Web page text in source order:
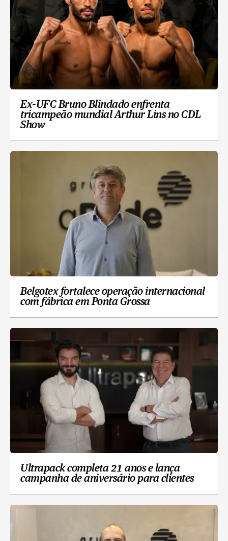
Ex-UFC Bruno Blindado enfrenta
tricampeão mundial Arthur Lins no CDL
Show
Belgotex fortalece operação internacional
com fábrica em Ponta Grossa
Ultrapack completa 21 anos e lança
campanha de aniversário para clientes